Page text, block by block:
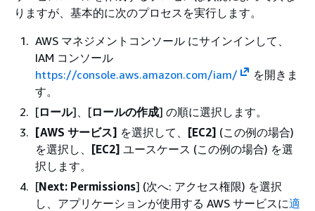
りますが、基本的に次のプロセスを実行します。
AWS マネジメントコンソール にサインインして、
IAM コンソール
https://console.aws.amazon.com/iam/
を開きま
す。
[ロール]、[ロールの作成] の順に選択します。
[AWS サービス] を選択して、 [EC2] (この例の場合)
を選択し、
[EC2] ユースケース (この例の場合) を選
択します。
[Next: Permissions] (次へ: アクセス権限) を選択
し、アプリケーションが使用する AWS サービスに適